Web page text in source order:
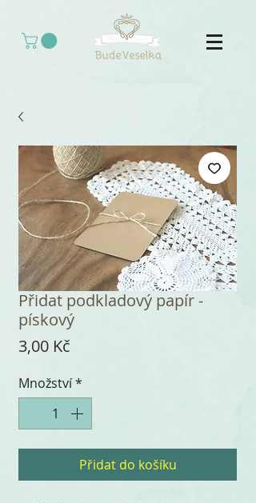
Přidat podkladový papír -
pískový
3,00 Kč
Množství*
Přidat do košíku